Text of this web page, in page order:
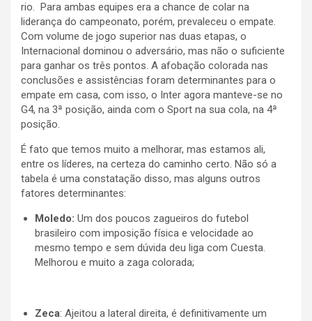
rio. Para ambas equipes era a chance de colar na
liderança do campeonato, porém, prevaleceu o empate.
Com volume de jogo superior nas duas etapas, o
Internacional dominou o adversário, mas não o suficiente
para ganhar os três pontos. A afobação colorada nas
conclusões e assistências foram determinantes para o
empate em casa, com isso, o Inter agora manteve-se no
G4, na 3ª posição, ainda com o Sport na sua cola, na 4ª
posição.
É fato que temos muito a melhorar, mas estamos ali,
entre os líderes, na certeza do caminho certo. Não só a
tabela é uma constatação disso, mas alguns outros
fatores determinantes:
Moledo: Um dos poucos zagueiros do futebol
brasileiro com imposição física e velocidade ao
mesmo tempo e sem dúvida deu liga com Cuesta.
Melhorou e muito a zaga colorada;
Zeca: Ajeitou a lateral direita, é definitivamente um